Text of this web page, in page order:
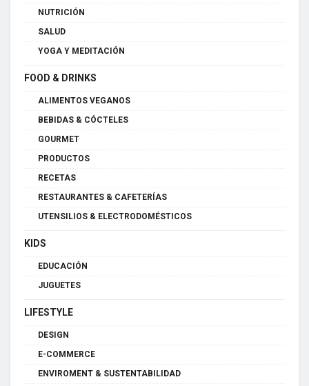
NUTRICIÓN
SALUD
YOGA Y MEDITACIÓN
FOOD & DRINKS
ALIMENTOS VEGANOS
BEBIDAS & CÓCTELES
GOURMET
PRODUCTOS
RECETAS
RESTAURANTES & CAFETERÍAS
UTENSILIOS & ELECTRODOMÉSTICOS
KIDS
EDUCACIÓN
JUGUETES
LIFESTYLE
DESIGN
E-COMMERCE
ENVIROMENT & SUSTENTABILIDAD